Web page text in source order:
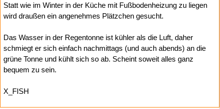
Statt wie im Winter in der Küche mit Fußbodenheizung zu liegen
wird draußen ein angenehmes Plätzchen gesucht.
Das Wasser in der Regentonne ist kühler als die Luft, daher
schmiegt er sich einfach nachmittags (und auch abends) an die
grüne Tonne und kühlt sich so ab. Scheint soweit alles ganz
bequem zu sein.
X_FISH